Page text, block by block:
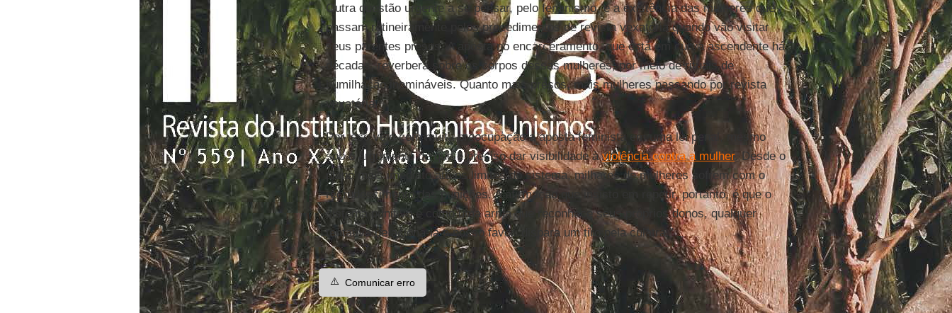
Outra questão urgente a se pensar, pelo feminismo, é a existência das mulheres que
passam rotineiramente pelos procedimentos de revista vexatória quando vão visitar
seus parentes presos. A aposta no encarceramento, que está em curva ascendente há
décadas, reverbera sobre os corpos dessas mulheres, por meio de rituais de
humilhação inomináveis. Quanto mais presos, mais mulheres passando por revista
vexatória.
Por isso vejo com muita preocupação a aposta feminista em uma lei penal, mesmo
sob o argumento de que é preciso dar visibilidade àviolência contra a mulher. Desde o
plano mais imediato até os limites do sistema, milhares de mulheres sofrem com o
recrudescimento das punições. A afirmação que insisto em repetir, portanto, é que o
sistema punitivo é como uma arma que reconhece seus próprios donos, qualquer
tentativa de acioná-la a nosso favor, dispara um tiro pela culatra.”
⚠️ Comunicar erro